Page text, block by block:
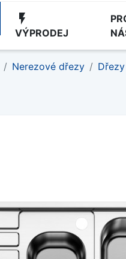
flash_on
VÝPRODEJ
Nerezové dřezy